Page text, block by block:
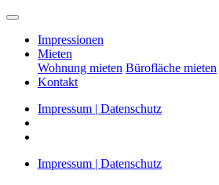
Impressionen
Mieten
Wohnung mieten Bürofläche mieten
Kontakt
Impressum | Datenschutz
Impressum | Datenschutz